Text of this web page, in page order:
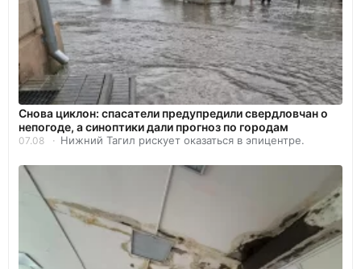
Снова циклон: спасатели предупредили свердловчан о
непогоде, а синоптики дали прогноз по городам
07.08 Нижний Тагил рискует оказаться в эпицентре.